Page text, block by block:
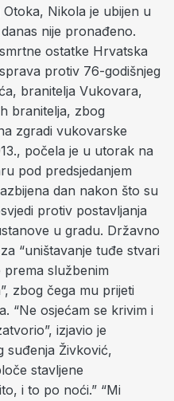
Nikola je ubijen u
nije pronađeno.
ostatke Hrvatska
protiv 76-godišnjeg
branitelja Vukovara,
branitelja, zbog
zgradi vukovarske
počela je u utorak na
pod predsjedanjem
dan nakon što su
protiv postavljanja
u gradu. Državno
“uništavanje tuđe stvari
službenim
zbog čega mu prijeti
“Ne osjećam se krivim i
izjavio je
suđenja Živković,
stavljene
i to po noći.” “Mi